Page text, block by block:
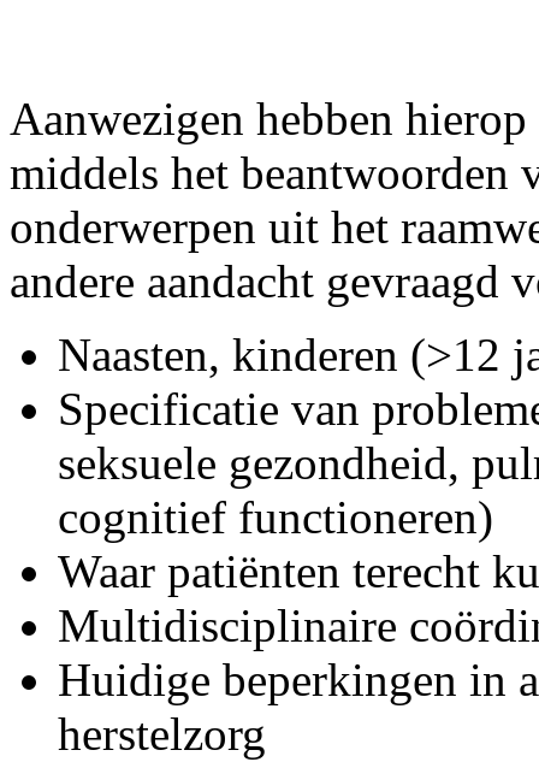
Aanwezigen hebben
middels het beantwoorden
onderwerpen uit het
andere aandacht gevraagd
Naasten, kinderen (>12
Specificatie van
seksuele gezondheid,
cognitief functioneren)
Waar patiënten terecht
Multidisciplinaire
Huidige beperkingen in
herstelzorg